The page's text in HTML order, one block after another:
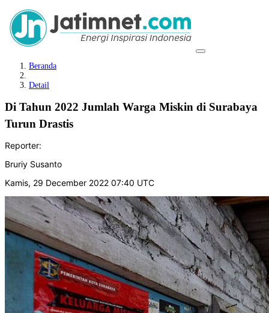
Beranda
Detail
Di Tahun 2022 Jumlah Warga Miskin di Surabaya
Turun Drastis
Reporter:
Bruriy Susanto
Kamis, 29 December 2022 07:40 UTC